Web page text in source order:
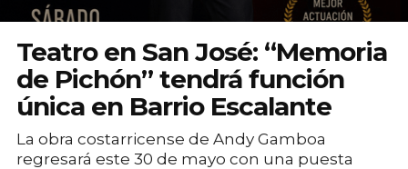
Tours desde San José
Museos
Buscar
Teatro en San José: “Memoria
de Pichón” tendrá función
única en Barrio Escalante
La obra costarricense de Andy Gamboa
regresará este 30 de mayo con una puesta